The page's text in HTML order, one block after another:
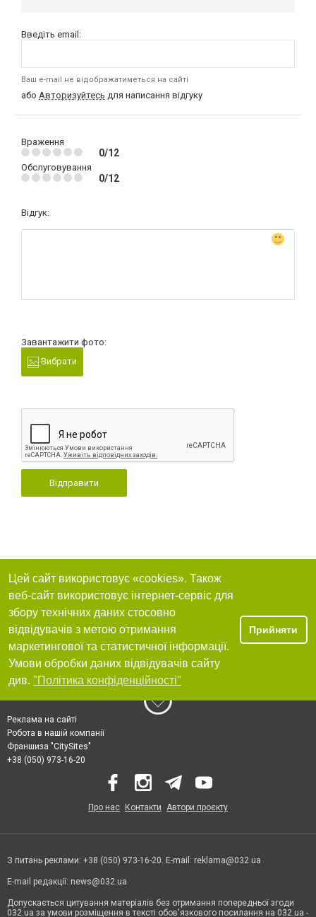
Введіть email:
Ваш e-mail не відображатиметься на сайті
або Авторизуйтесь для написання відгуку
Враження
0/12
Обслуговування
0/12
Відгук:
Завантажити фото:
Вибрати
Відправити
Цей сайт використовує «cookies». Також
веб-сайт використовує інтернет-сервіс для
збору технічних даних стосовно
відвідувачів з метою отримання
маркетингової та статистичної інформації.
Умови обробки даних відвідувачів сайту
див. "Політика конфіденційності"
Прийняти
Реклама на сайті
Робота в нашій компанії
Франшиза "CitySites"
+38 (050) 973-16-20
Про нас Контакти Автори проєкту
З питань реклами: +38 (050) 973-16-20. E-mail: reklama@032.ua
E-mail редакції: news@032.ua
Допускається цитування матеріалів без отримання попередньої згоди
032.ua за умови розміщення в тексті обов'язкового посилання на 032.ua -